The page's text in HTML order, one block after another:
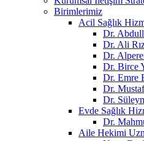
Birimlerimiz
Acil Sağlık
Dr.
Dr. Ali
Dr.
Dr. Birce
Dr. Emre
Dr.
Dr.
Evde Sağlık
Dr.
Aile Hekimi